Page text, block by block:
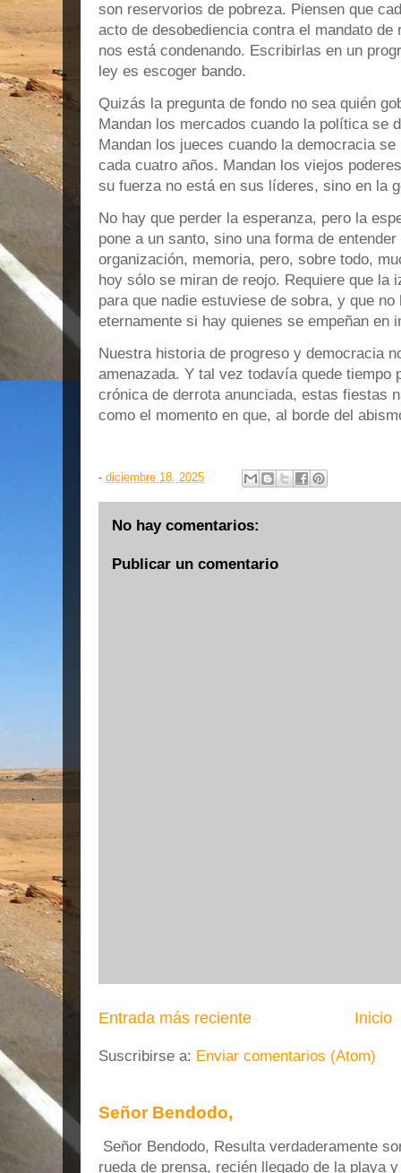
son reservorios de pobreza. Piensen que
acto de desobediencia contra el mandato
nos está condenando. Escribirlas en un
ley es escoger bando.
Quizás la pregunta de fondo no sea quién
Mandan los mercados cuando la política se
Mandan los jueces cuando la democracia
cada cuatro años. Mandan los viejos
su fuerza no está en sus líderes, sino en la
No hay que perder la esperanza, pero la
pone a un santo, sino una forma de
organización, memoria, pero, sobre todo,
hoy sólo se miran de reojo. Requiere que la
para que nadie estuviese de sobra, y que
eternamente si hay quienes se empeñan en
Nuestra historia de progreso y democracia
amenazada. Y tal vez todavía quede tiempo
crónica de derrota anunciada, estas fiestas
como el momento en que, al borde del
- diciembre 18, 2025
No hay comentarios:
Publicar un comentario
Entrada más reciente Inicio
Suscribirse a: Enviar comentarios (Atom)
Señor Bendodo,
Señor Bendodo, Resulta verdaderamente
rueda de prensa, recién llegado de la playa